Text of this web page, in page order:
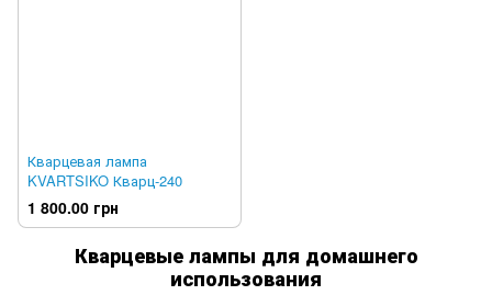
Кварцевая лампа
KVARTSIKO Кварц-240
1 800.00 грн
Кварцевые лампы для домашнего
использования